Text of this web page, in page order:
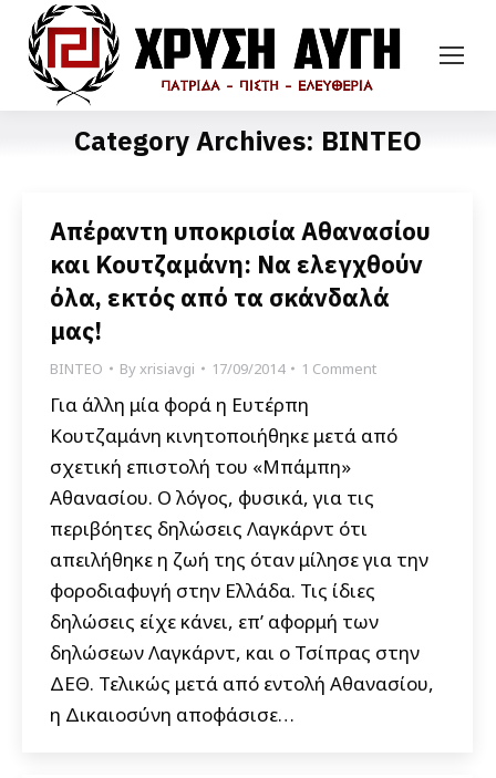
Category Archives: ΒΙΝΤΕΟ
Απέραντη υποκρισία Αθανασίου
και Κουτζαμάνη: Να ελεγχθούν
όλα, εκτός από τα σκάνδαλά
μας!
ΒΙΝΤΕΟ Byxrisiavgi 17/09/2014 1 Comment
Για άλλη μία φορά η Ευτέρπη
Κουτζαμάνη κινητοποιήθηκε μετά από
σχετική επιστολή του «Μπάμπη»
Αθανασίου. Ο λόγος, φυσικά, για τις
περιβόητες δηλώσεις Λαγκάρντ ότι
απειλήθηκε η ζωή της όταν μίλησε για την
φοροδιαφυγή στην Ελλάδα. Τις ίδιες
δηλώσεις είχε κάνει, επ’ αφορμή των
δηλώσεων Λαγκάρντ, και ο Τσίπρας στην
ΔΕΘ. Τελικώς μετά από εντολή Αθανασίου,
η Δικαιοσύνη αποφάσισε…